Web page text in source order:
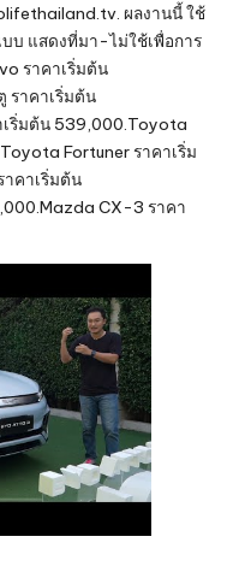
ผลงานนี้ ใช้
แสดงที่มา-ไม่ใช้เพื่อการ
ราคาเริ่มต้น
ราคาเริ่มต้น
ริ่มต้น 539,000.Toyota
Fortuner ราคาเริ่ม
คาเริ่มต้น
CX-3 ราคา